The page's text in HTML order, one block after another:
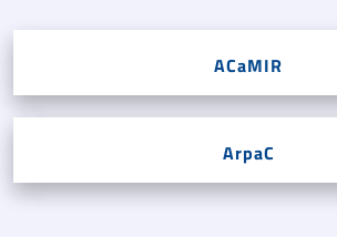
ACaMIR
ArpaC